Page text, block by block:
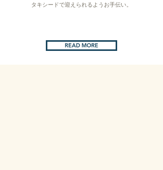
タキシードで迎えられるようお手伝い。
READ MORE